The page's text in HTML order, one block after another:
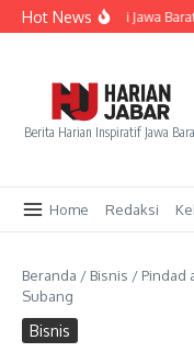
Lewati ke konten
Hot News
Kredit UMKM di Jawa
Berita Harian Inspiratif Jawa
Home Redaksi
Beranda / Bisnis / Pindad
Subang
Bisnis